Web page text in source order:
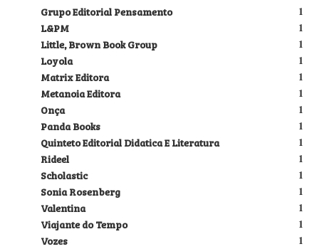
1
Grupo Editorial Pensamento
1
L&PM
1
Little, Brown Book Group
1
Loyola
1
Matrix Editora
1
Metanoia Editora
1
Onça
1
Panda Books
1
Quinteto Editorial Didatica E Literatura
1
Rideel
1
Scholastic
1
Sonia Rosenberg
1
Valentina
1
Viajante do Tempo
1
Vozes